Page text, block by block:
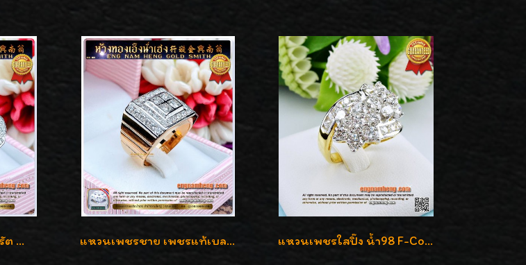
แหวนเพชรแท้ 2.27 กะรัต น้ำ 100% เบลเยี่ยมคัท ลวดลายดอกกุหลาบหรู แหวนเพชรชาย เพชรแท้เบลเยี่ยมคัท น้ำ100% D-Color/VVS 2.46 กะรัต แหวนเพชรใสปิ๊ง น้ำ98 F-Color/VVS1 น้ำหนักเพชรรวม 2.56 กะรัต ใส่เต็มนิ้วเพชรเป็นน้ำเป็นเนื้อสวยมากๆค่ะ